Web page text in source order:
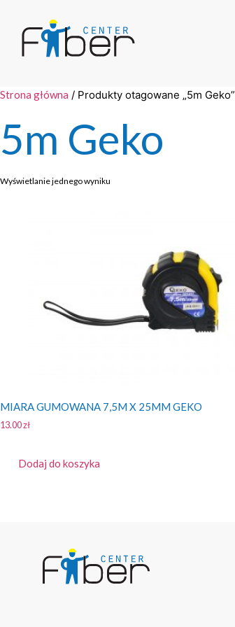
Strona główna / Produkty otagowane „5m Geko”
5m Geko
Wyświetlanie jednego wyniku
MIARA GUMOWANA 7,5M X 25MM GEKO
13.00zł
Dodaj do koszyka